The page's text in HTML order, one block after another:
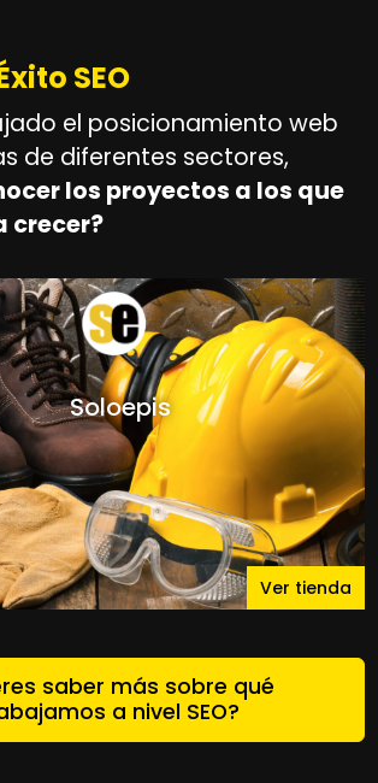
SEO
el posicionamiento web
de diferentes sectores,
los proyectos a los que
crecer?
Soloepis
Ver tienda
saber más sobre qué
a nivel SEO?